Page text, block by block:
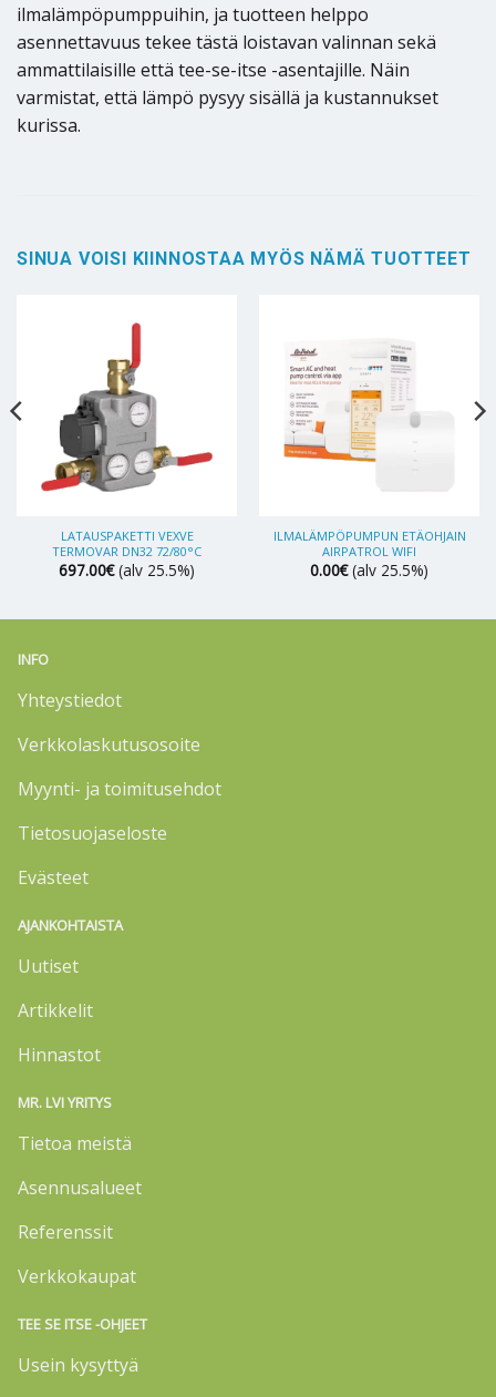
ilmalämpöpumppuihin, ja tuotteen helppo
asennettavuus tekee tästä loistavan valinnan sekä
ammattilaisille että tee-se-itse -asentajille. Näin
varmistat, että lämpö pysyy sisällä ja kustannukset
kurissa.
SINUA VOISI KIINNOSTAA MYÖS NÄMÄ TUOTTEET
LATAUSPAKETTI VEXVE
TERMOVAR DN32 72/80°C
697.00€ (alv 25.5%)
ILMALÄMPÖPUMPUN ETÄOHJAIN
AIRPATROL WIFI
0.00€ (alv 25.5%)
INFO
Yhteystiedot
Verkkolaskutusosoite
Myynti- ja toimitusehdot
Tietosuojaseloste
Evästeet
AJANKOHTAISTA
Uutiset
Artikkelit
Hinnastot
MR. LVI YRITYS
Tietoa meistä
Asennusalueet
Referenssit
Verkkokaupat
TEE SE ITSE -OHJEET
Usein kysyttyä